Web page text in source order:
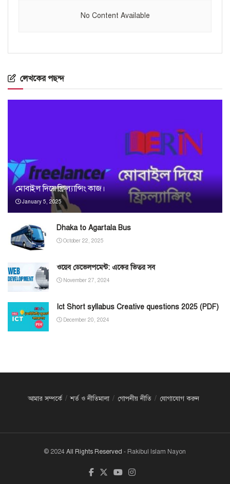
No Content Available
লেখকের পছন্দ
মোবাইল দিয়ে ফ্রিল্যান্সিং কাজ।
January 5, 2025
Dhaka to Agartala Bus
October 22, 2025
ওয়েব ডেভেলপমেন্ট: একের ভিতর সব
November 27, 2024
Ict Short syllabus Creative questions 2025 (PDF)
December 20, 2024
আমার সম্পর্কে শর্ত ও নীতিমালা গোপনীয় নীতি যোগাযোগ করুন
© 2024 All Rights Reserved - Rakibul Islam Nayon